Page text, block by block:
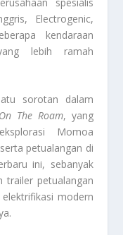
Electrogenic,
kendaraan
lebih ramah
sorotan dalam
On The Roam, yang
Momoa
petualangan di
ini, sebanyak
trailer petualangan
modern